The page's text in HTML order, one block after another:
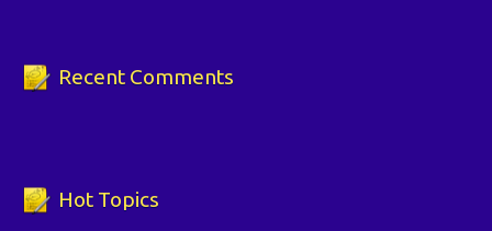
Recent Comments
Hot Topics